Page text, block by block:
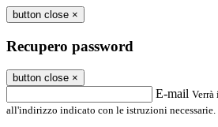
button close ×
Recupero password
button close ×
E-mail Verrà
all'indirizzo indicato con le istruzioni necessarie.